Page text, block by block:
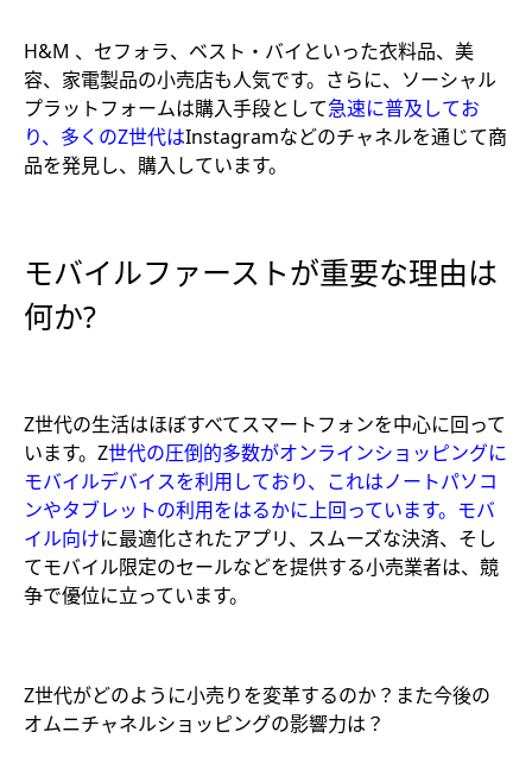
H&M 、セフォラ、ベスト・バイといった衣料品、美
容、家電製品の小売店も人気です。さらに、ソーシャル
プラットフォームは購入手段として急速に普及してお
り、多くのZ世代はInstagramなどのチャネルを通じて商
品を発見し、購入しています。
モバイルファーストが重要な理由は
何か?
Z世代の生活はほぼすべてスマートフォンを中心に回って
います。Z世代の圧倒的多数がオンラインショッピングに
モバイルデバイスを利用しており、これはノートパソコ
ンやタブレットの利用をはるかに上回っています。モバ
イル向けに最適化されたアプリ、スムーズな決済、そし
てモバイル限定のセールなどを提供する小売業者は、競
争で優位に立っています。
Z世代がどのように小売りを変革するのか？また今後の
オムニチャネルショッピングの影響力は？